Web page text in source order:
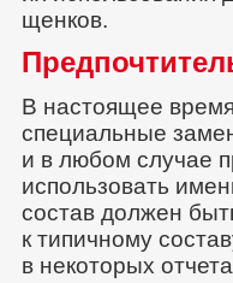
щенков.
В настоящее
специальные
и в любом случае
использовать
состав должен
к типичному
в некоторых